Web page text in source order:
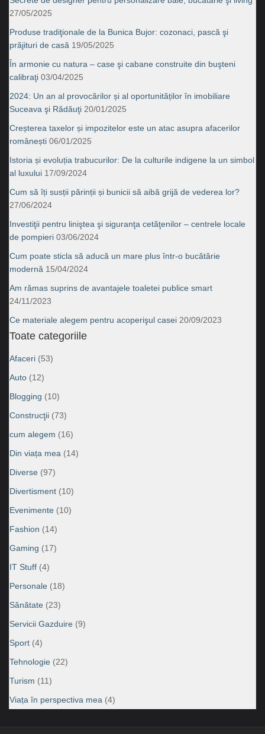
27/05/2025
Produse tradiţionale de la Bunica Bujor: cozonaci, pască şi
prăjituri de casă 19/05/2025
În armonie cu natura – case şi cabane construite din buşteni
calibraţi 03/04/2025
2024: Un an al provocărilor și al oportunităților în imobiliare
Suceava şi Rădăuţi 20/01/2025
Creșterea taxelor și impozitelor este un atac asupra afacerilor
românești 06/01/2025
Istoria și evoluția trabucurilor: De la culturile indigene la un simbol
al luxului 17/09/2024
Cum să îți susții părinții și bunicii să aibă grijă de vederea lor?
27/06/2024
Investiţii pentru liniştea şi siguranţa cetăţenilor – centrele locale
de pompieri 03/06/2024
Cum poate sticla să aducă un mare plus într-o bucătărie
modernă 15/04/2024
Am rămas suprins de avantajele toaletei publice smart
24/11/2023
Ce materiale alegem pentru acoperişul casei 20/09/2023
Toate categoriile
Afaceri (53)
Auto (12)
Blogging (10)
Construcţii (73)
cum alegem (16)
Din viața mea (14)
Diverse (97)
Divertisment (10)
Evenimente (10)
Fashion (14)
Gaming (17)
IT Stuff (4)
Personale (18)
Sănătate (23)
Servicii Gazduire (9)
Sport (4)
Tehnologie (22)
Turism (11)
Viața în perspectiva mea (4)